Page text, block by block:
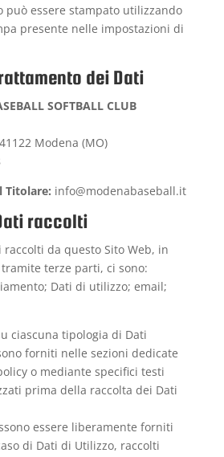
può essere stampato utilizzando
presente nelle impostazioni di
dei Dati
SOFTBALL CLUB
Modena (MO)
Titolare: info@modenabaseball.it
raccolti
raccolti da questo Sito Web, in
terze parti, ci sono:
Dati di utilizzo; email;
ciascuna tipologia di Dati
forniti nelle sezioni dedicate
o mediante specifici testi
prima della raccolta dei Dati
essere liberamente forniti
di Dati di Utilizzo, raccolti